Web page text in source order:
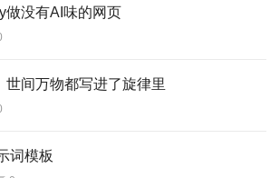
做没有AI味的网页
世间万物都写进了旋律里
词模板